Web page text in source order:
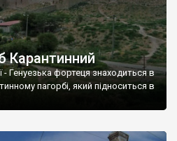
Карантинний
Генуезька фортеця знаходиться в
пагорбі, який підноситься в